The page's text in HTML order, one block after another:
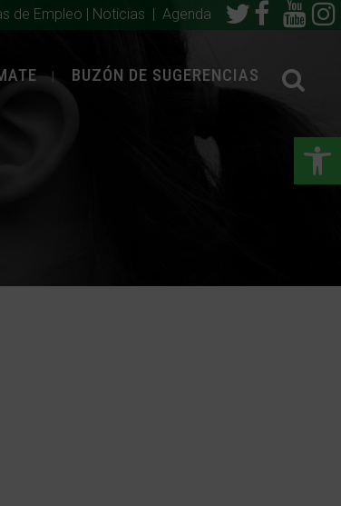
de Empleo | Noticias | Agenda
BUZÓN DE SUGERENCIAS